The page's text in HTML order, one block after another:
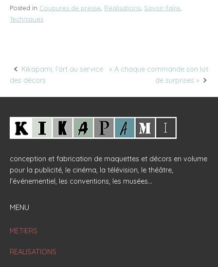
Posted in Coupures de presse Réalisations Savoir-faire
Techniques
Post
Kikapami, l’art au service
des décors
« A chaque commande son lot
de surprises »
conception et fabrication de maquettes et décors en volume
pour la publicité, le cinéma, la télévision, le théâtre,
l'événementiel, les conventions, les musées...
MENU
METIERS
REALISATIONS